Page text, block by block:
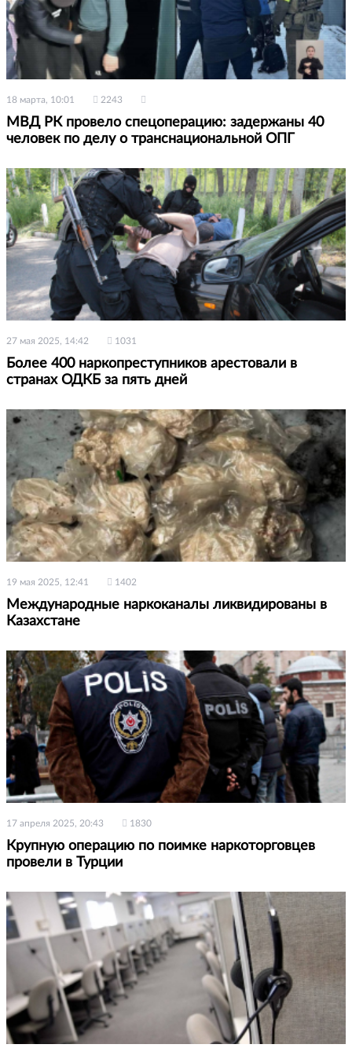
18 марта, 10:01 2243
МВД РК провело спецоперацию: задержаны 40
человек по делу о транснациональной ОПГ
27 мая 2025, 14:42 1031
Более 400 наркопреступников арестовали в
странах ОДКБ за пять дней
19 мая 2025, 12:41 1402
Международные наркоканалы ликвидированы в
Казахстане
17 апреля 2025, 20:43 1830
Крупную операцию по поимке наркоторговцев
провели в Турции